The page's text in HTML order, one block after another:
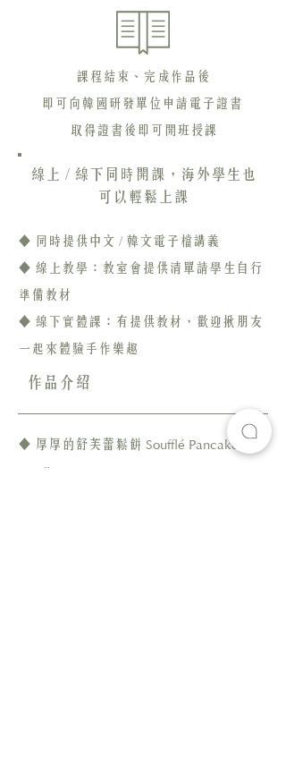
課程結束、完成作品後
即可向韓國研發單位申請電子證書
取得證書後即可開班授課
線上 / 線下同時開課，海外學生也
可以輕鬆上課
◆ 同時提供中文 / 韓文電子檔講義
◆ 線上教學：教室會提供清單請學生自行
準備教材
◆ 線下實體課：有提供教材，歡迎揪朋友
一起來體驗手作樂趣
作品介紹
◆ 厚厚的舒芙蕾鬆餅 Soufflé Pancake
candle